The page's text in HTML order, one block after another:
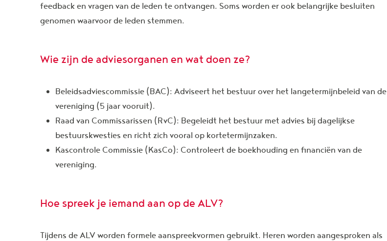
feedback en vragen van de leden te ontvangen. Soms worden er ook belangrijke besluiten
genomen waarvoor de leden stemmen.
Wie zijn de adviesorganen en wat doen ze?
Beleidsadviescommissie (BAC): Adviseert het bestuur over het langetermijnbeleid van de
vereniging (5 jaar vooruit).
Raad van Commissarissen (RvC): Begeleidt het bestuur met advies bij dagelijkse
bestuurskwesties en richt zich vooral op kortetermijnzaken.
Kascontrole Commissie (KasCo): Controleert de boekhouding en financiën van de
vereniging.
Hoe spreek je iemand aan op de ALV?
Tijdens de ALV worden formele aanspreekvormen gebruikt. Heren worden aangesproken als